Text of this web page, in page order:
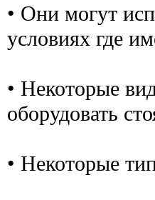
• Они могут
условиях где
• Некоторые
оборудовать
• Некоторые